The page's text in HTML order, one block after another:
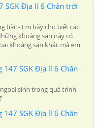
SGK Địa lí 6 Chân trời
bài: - Em hãy cho biết các
khoáng sản này có
khoáng sản khác mà em
SGK Địa lí 6 Chân
sinh trong quá trình
SGK Địa lí 6 Chân